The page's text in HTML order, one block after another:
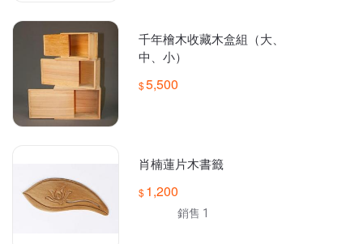
千年檜木收藏木盒組（大、
中、小）
5,500
肖楠蓮片木書籤
1,200
銷售 1